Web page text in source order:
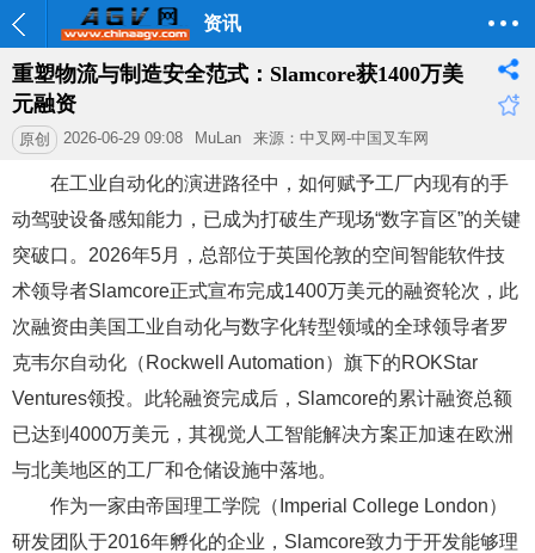
资讯
重塑物流与制造安全范式：Slamcore获1400万美
元融资
原创 2026-06-29 09:08 MuLan 来源：中叉网-中国叉车网
在工业自动化的演进路径中，如何赋予工厂内现有的手
动驾驶设备感知能力，已成为打破生产现场“数字盲区”的关键
突破口。2026年5月，总部位于英国伦敦的空间智能软件技
术领导者Slamcore正式宣布完成1400万美元的融资轮次，此
次融资由美国工业自动化与数字化转型领域的全球领导者罗
克韦尔自动化（Rockwell Automation）旗下的ROKStar
Ventures领投。此轮融资完成后，Slamcore的累计融资总额
已达到4000万美元，其视觉人工智能解决方案正加速在欧洲
与北美地区的工厂和仓储设施中落地。
作为一家由帝国理工学院（Imperial College London）
研发团队于2016年孵化的企业，Slamcore致力于开发能够理